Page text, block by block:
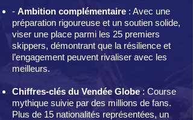
- Ambition complémentaire : Avec une
préparation rigoureuse et un soutien solide,
viser une place parmi les 25 premiers
skippers, démontrant que la résilience et
l’engagement peuvent rivaliser avec les
meilleurs.
Chiffres-clés du Vendée Globe : Course
mythique suivie par des millions de fans.
Plus de 15 nationalités représentées, un